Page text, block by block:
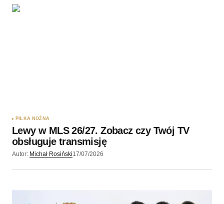
PIŁKA NOŻNA
Lewy w MLS 26/27. Zobacz czy Twój TV
obsługuje transmisję
Autor: Michał Rosiński17/07/2026